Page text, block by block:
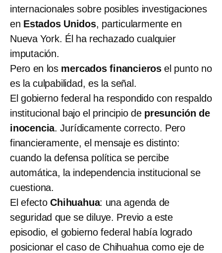
internacionales sobre posibles investigaciones
en Estados Unidos, particularmente en
Nueva York. Él ha rechazado cualquier
imputación.
Pero en los mercados financieros el punto no
es la culpabilidad, es la señal.
El gobierno federal ha respondido con respaldo
institucional bajo el principio de presunción de
inocencia. Jurídicamente correcto. Pero
financieramente, el mensaje es distinto:
cuando la defensa política se percibe
automática, la independencia institucional se
cuestiona.
El efectoChihuahua: una agenda de
seguridad que se diluye. Previo a este
episodio, el gobierno federal había logrado
posicionar el caso de Chihuahua como eje de